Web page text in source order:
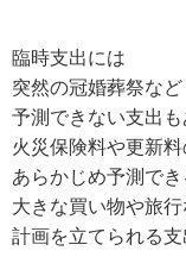
臨時支出には
突然の冠婚葬祭など
予測できない支出も
火災保険料や更新
あらかじめ予測でき
大きな買い物や旅
計画を立てられる支